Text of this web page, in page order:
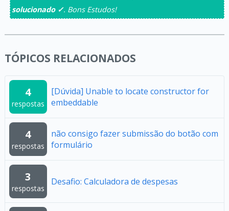
solucionado ✓. Bons Estudos!
TÓPICOS RELACIONADOS
4
respostas
[Dúvida] Unable to locate constructor for
embeddable
4
respostas
não consigo fazer submissão do botão com
formulário
3
respostas
Desafio: Calculadora de despesas